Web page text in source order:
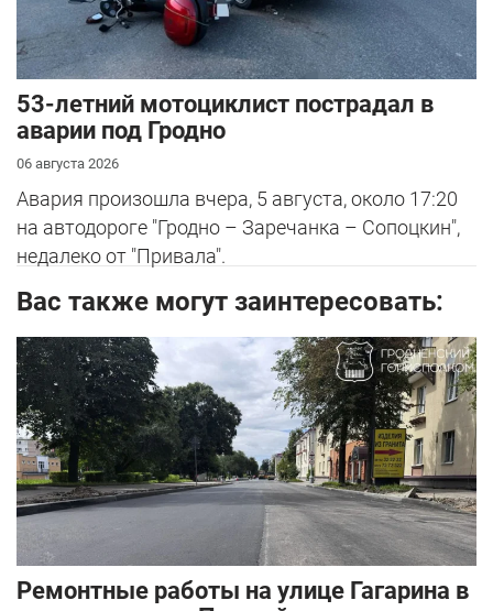
53-летний мотоциклист пострадал в
аварии под Гродно
06 августа 2026
Авария произошла вчера, 5 августа, около 17:20
на автодороге "Гродно – Заречанка – Сопоцкин",
недалеко от "Привала".
Вас также могут заинтересовать:
Ремонтные работы на улице Гагарина в